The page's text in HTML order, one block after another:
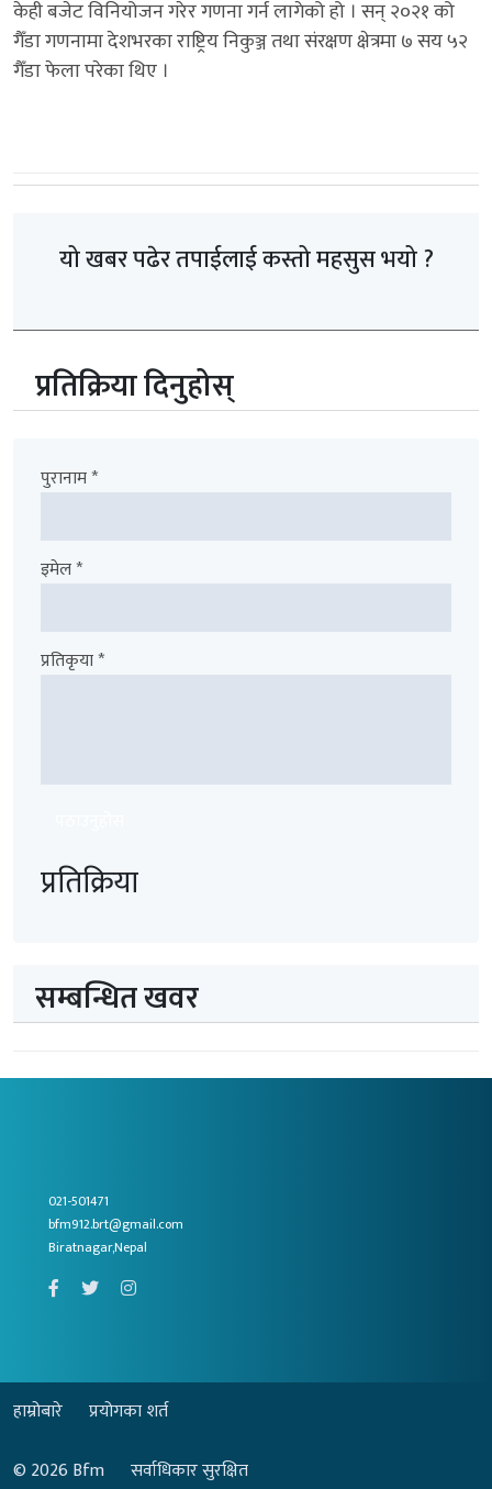
केही बजेट विनियोजन गरेर गणना गर्न लागेको हो । सन् २०२१ को
गैँडा गणनामा देशभरका राष्ट्रिय निकुञ्ज तथा संरक्षण क्षेत्रमा ७ सय ५२
गैँडा फेला परेका थिए ।
यो खबर पढेर तपाईलाई कस्तो महसुस भयो ?
प्रतिक्रिया दिनुहोस्
पुरानाम *
इमेल *
प्रतिकृया *
प्रतिक्रिया
सम्बन्धित खवर
021-501471
bfm912.brt@gmail.com
Biratnagar,Nepal
हाम्रोबारे
प्रयोगका शर्त
© 2026Bfm सर्वाधिकार सुरक्षित